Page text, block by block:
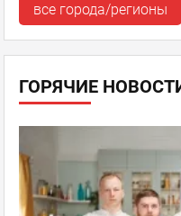
все города/регионы
ГОРЯЧИЕ